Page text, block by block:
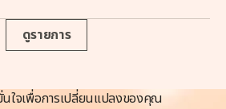
ดูรายการ
นใจเพื่อการเปลี่ยนแปลงของคุณ